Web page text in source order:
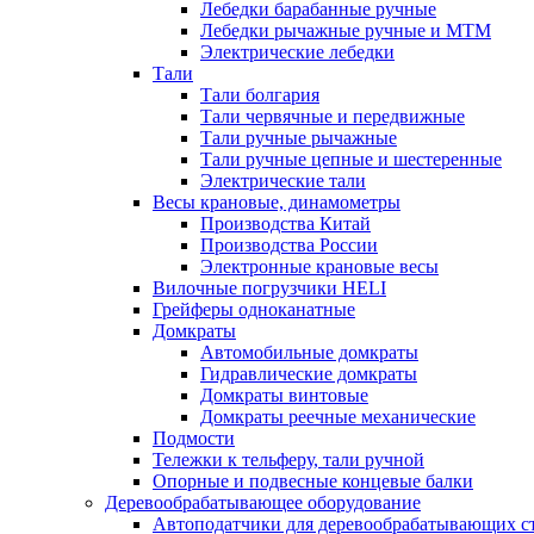
Лебедки барабанные ручные
Лебедки рычажные ручные и МТМ
Электрические лебедки
Тали
Тали болгария
Тали червячные и передвижные
Тали ручные рычажные
Тали ручные цепные и шестеренные
Электрические тали
Весы крановые, динамометры
Производства Китай
Производства России
Электронные крановые весы
Вилочные погрузчики HELI
Грейферы одноканатные
Домкраты
Автомобильные домкраты
Гидравлические домкраты
Домкраты винтовые
Домкраты реечные механические
Подмости
Тележки к тельферу, тали ручной
Опорные и подвесные концевые балки
Деревообрабатывающее оборудование
Автоподатчики для деревообрабатывающих